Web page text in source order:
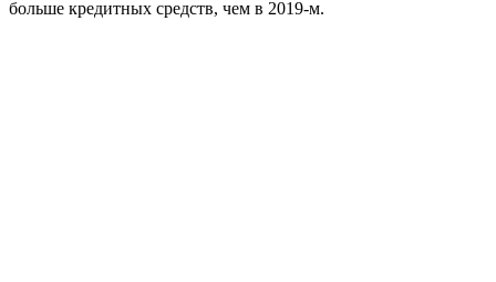
больше кредитных средств, чем в 2019-м.